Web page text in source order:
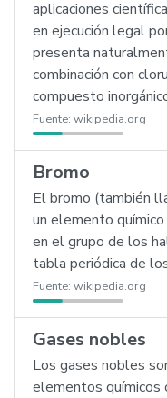
aplicaciones
en ejecución legal
presenta
combinación con
compuesto
Fuente: wikipedia.org
Bromo
El bromo (también
un elemento
en el grupo de los
tabla periódica de
Fuente: wikipedia.org
Gases nobles
Los gases nobles
elementos químicos